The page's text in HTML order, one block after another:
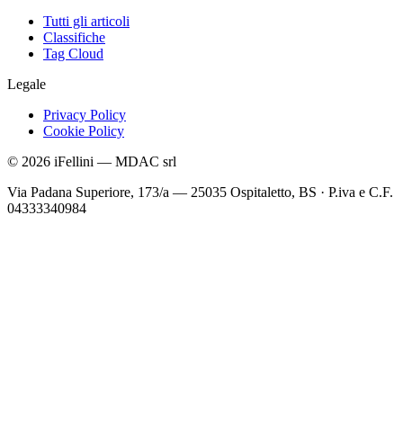
Tutti gli articoli
Classifiche
Tag Cloud
Legale
Privacy Policy
Cookie Policy
© 2026 iFellini — MDAC srl
Via Padana Superiore, 173/a — 25035 Ospitaletto, BS · P.iva e C.F.
04333340984